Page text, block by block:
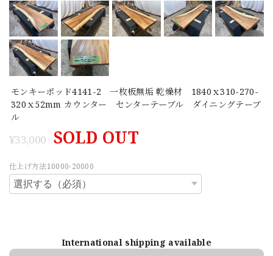
モンキーポッド4141-2 一枚板無垢 乾燥材 1840ｘ310-270-
320ｘ52mm カウンター センターテーブル ダイニングテーブ
ル
¥33,000 SOLD OUT
仕上げ方法10000-20000
International shipping available